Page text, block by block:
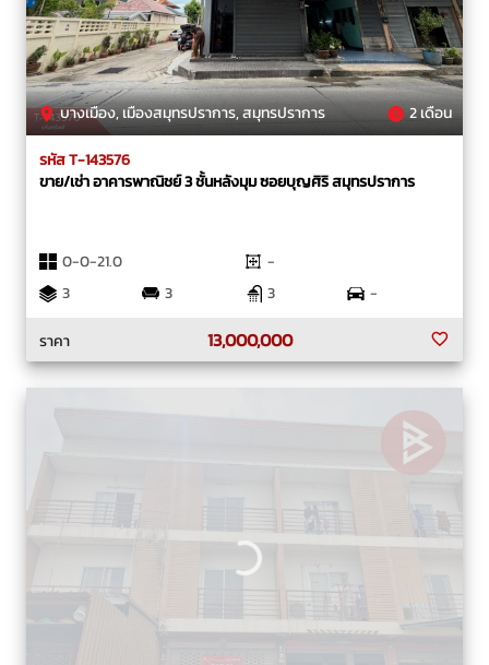
บางเมือง, เมืองสมุทรปราการ, สมุทรปราการ 2 เดือน
รหัส T-143576
ขาย/เช่า อาคารพาณิชย์ 3 ชั้นหลังมุม ซอยบุญศิริ สมุทรปราการ
0-0-21.0
-
3
3 3
-
ราคา
13,000,000